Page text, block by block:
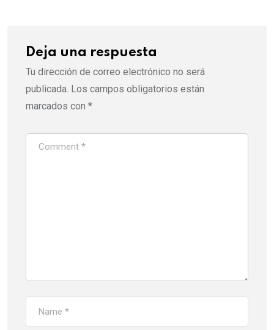
Deja una respuesta
Tu dirección de correo electrónico no será
publicada. Los campos obligatorios están
marcados con *